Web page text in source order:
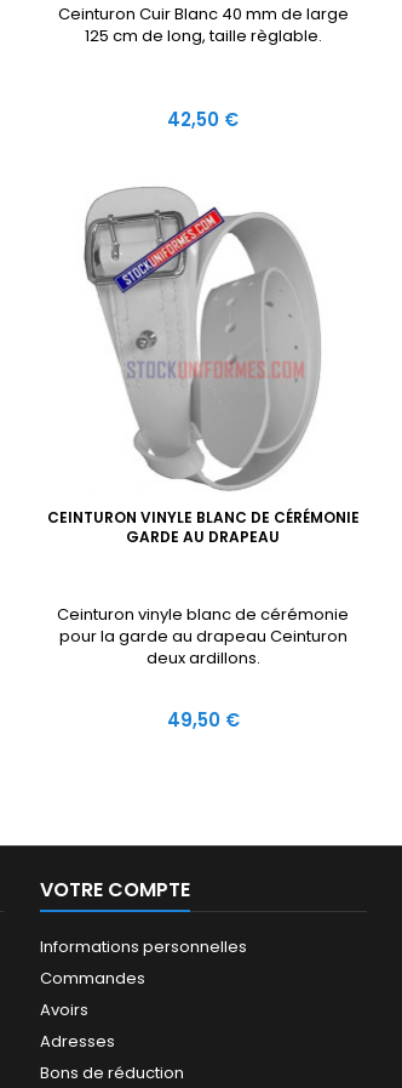
Ceinturon Cuir Blanc 40 mm de large
125 cm de long, taille règlable.
Prix
42,50 €
CEINTURON VINYLE BLANC DE CÉRÉMONIE
GARDE AU DRAPEAU
Ceinturon vinyle blanc de cérémonie
pour la garde au drapeau Ceinturon
deux ardillons.
Prix
49,50 €
VOTRE COMPTE
Informations personnelles
Commandes
Avoirs
Adresses
Bons de réduction